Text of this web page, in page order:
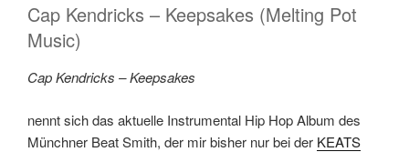
Cap Kendricks – Keepsakes (Melting Pot
Music)
Cap Kendricks – Keepsakes
nennt sich das aktuelle Instrumental Hip Hop Album des
Münchner Beat Smith, der mir bisher nur bei der KEATS